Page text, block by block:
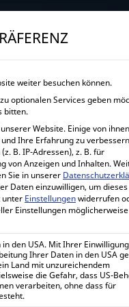
→
SHOP LEISTUNGEN
VICTRON
Home
0% MwSt.
19% MwSt.
Quattro-II 24/
weiter besuchen können.
optionalen Services geben
bitten.
Website. Einige von
Ihre Erfahrung zu
B. IP-Adressen), z. B. für
von Anzeigen und Inhalten.
Sie in unserer
Daten einzuwilligen, um dieses
unter Einstellungenwiderrufen
Einstellungen
den USA. Mit Ihrer
Ihrer Daten in den USA
Land mit unzureichendem
die Gefahr, dass US-
verarbeiten, ohne dass für